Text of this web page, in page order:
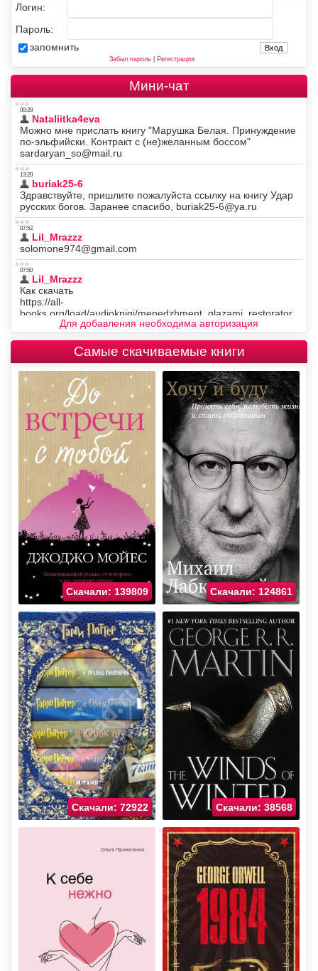
Логин:
Пароль:
запомнить
Забыл пароль| Регистрация
Мини-чат
Для добавления необходима авторизация
Самые скачиваемые книги
Скачали: 139809 Скачали: 124861
Скачали: 72922 Скачали: 38568